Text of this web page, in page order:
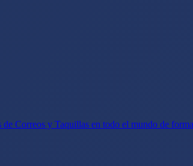
Correos y Taquillas en todo el mundo de